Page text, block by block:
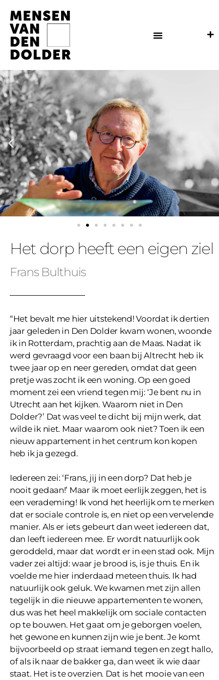
Het dorp heeft een eigen ziel
Frans Bulthuis
“Het bevalt me hier uitstekend! Voordat ik dertien
jaar geleden in Den Dolder kwam wonen, woonde
ik in Rotterdam, prachtig aan de Maas. Nadat ik
werd gevraagd voor een baan bij Altrecht heb ik
twee jaar op en neer gereden, omdat dat geen
pretje was zocht ik een woning. Op een goed
moment zei een vriend tegen mij: ‘Je bent nu in
Utrecht aan het kijken. Waarom niet in Den
Dolder?’ Dat was veel te dicht bij mijn werk, dat
wilde ik niet. Maar waarom ook niet? Toen ik een
nieuw appartement in het centrum kon kopen
heb ik ja gezegd.
Iedereen zei: ‘Frans, jij in een dorp? Dat heb je
nooit gedaan!’ Maar ik moet eerlijk zeggen, het is
een verademing! Ik vond het heerlijk om te merken
dat er sociale controle is, en niet op een vervelende
manier. Als er iets gebeurt dan weet iedereen dat,
dan leeft iedereen mee. Er wordt natuurlijk ook
geroddeld, maar dat wordt er in een stad ook. Mijn
vader zei altijd: waar je brood is, is je thuis. En ik
voelde me hier inderdaad meteen thuis. Ik had
natuurlijk ook geluk. We kwamen met zijn allen
tegelijk in die nieuwe appartementen te wonen,
dus was het heel makkelijk om sociale contacten
op te bouwen. Het gaat om je geborgen voelen,
het gewone en kunnen zijn wie je bent. Je komt
bijvoorbeeld op straat iemand tegen en zegt hallo,
of als ik naar de bakker ga, dan weet ik wie daar
staat. Het is te overzien. Dat is het mooie van een